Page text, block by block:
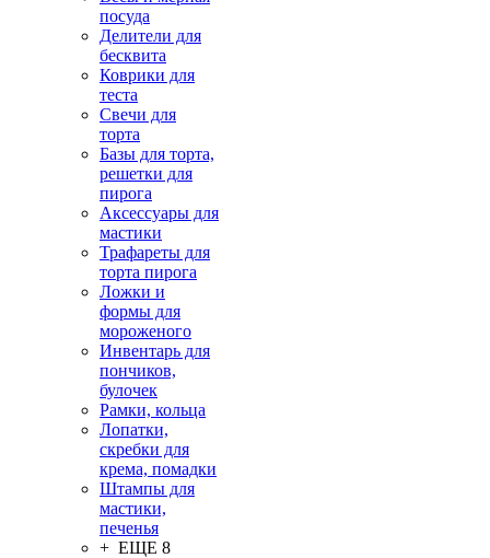
посуда
Делители для
бесквита
Коврики для
теста
Свечи для
торта
Базы для торта,
решетки для
пирога
Аксессуары для
мастики
Трафареты для
торта пирога
Ложки и
формы для
мороженого
Инвентарь для
пончиков,
булочек
Рамки, кольца
Лопатки,
скребки для
крема, помадки
Штампы для
мастики,
печенья
+ ЕЩЕ 8